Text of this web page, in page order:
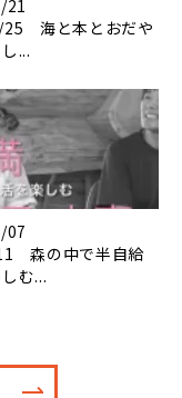
21
海と本とおだや
...
07
森の中で半自給
む...